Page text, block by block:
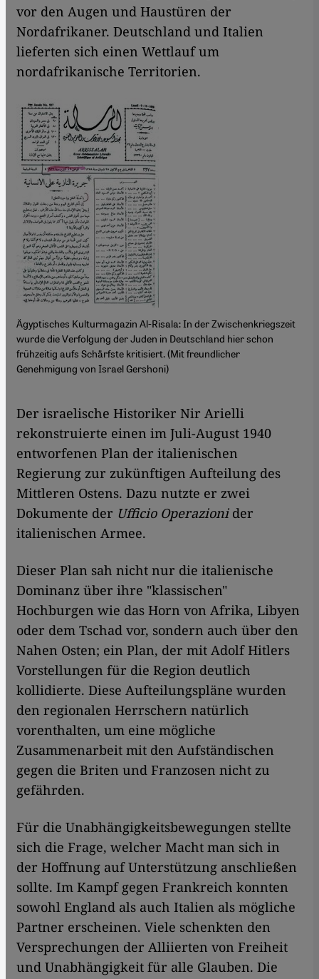
vor den Augen und Haustüren der
Nordafrikaner. Deutschland und Italien
lieferten sich einen Wettlauf um
nordafrikanische Territorien.
Ägyptisches Kulturmagazin Al-Risala: In der Zwischenkriegszeit
wurde die Verfolgung der Juden in Deutschland hier schon
frühzeitig aufs Schärfste kritisiert. (Mit freundlicher
Genehmigung von Israel Gershoni)
Der israelische Historiker Nir Arielli
rekonstruierte einen im Juli-August 1940
entworfenen Plan der italienischen
Regierung zur zukünftigen Aufteilung des
Mittleren Ostens. Dazu nutzte er zwei
Dokumente der Ufficio Operazionider
italienischen Armee.
Dieser Plan sah nicht nur die italienische
Dominanz über ihre "klassischen"
Hochburgen wie das Horn von Afrika, Libyen
oder dem Tschad vor, sondern auch über den
Nahen Osten; ein Plan, der mit Adolf Hitlers
Vorstellungen für die Region deutlich
kollidierte. Diese Aufteilungspläne wurden
den regionalen Herrschern natürlich
vorenthalten, um eine mögliche
Zusammenarbeit mit den Aufständischen
gegen die Briten und Franzosen nicht zu
gefährden.
Für die Unabhängigkeitsbewegungen stellte
sich die Frage, welcher Macht man sich in
der Hoffnung auf Unterstützung anschließen
sollte. Im Kampf gegen Frankreich konnten
sowohl England als auch Italien als mögliche
Partner erscheinen. Viele schenkten den
Versprechungen der Alliierten von Freiheit
und Unabhängigkeit für alle Glauben. Die